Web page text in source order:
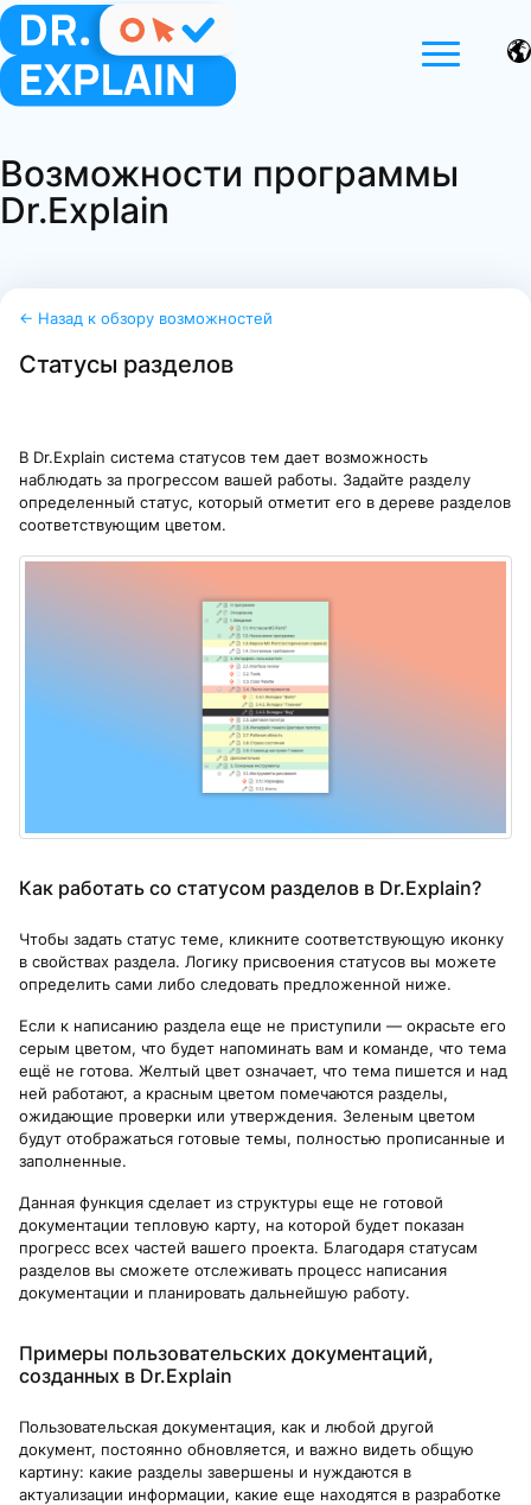
Возможности программы
Dr.Explain
← Назад к обзору возможностей
Статусы разделов
В Dr.Explain система статусов тем дает возможность
наблюдать за прогрессом вашей работы. Задайте разделу
определенный статус, который отметит его в дереве разделов
соответствующим цветом.
Как работать со статусом разделов в Dr.Explain?
Чтобы задать статус теме, кликните соответствующую иконку
в свойствах раздела. Логику присвоения статусов вы можете
определить сами либо следовать предложенной ниже.
Если к написанию раздела еще не приступили — окрасьте его
серым цветом, что будет напоминать вам и команде, что тема
ещё не готова. Желтый цвет означает, что тема пишется и над
ней работают, а красным цветом помечаются разделы,
ожидающие проверки или утверждения. Зеленым цветом
будут отображаться готовые темы, полностью прописанные и
заполненные.
Данная функция сделает из структуры еще не готовой
документации тепловую карту, на которой будет показан
прогресс всех частей вашего проекта. Благодаря статусам
разделов вы сможете отслеживать процесс написания
документации и планировать дальнейшую работу.
Примеры пользовательских документаций,
созданных в Dr.Explain
Пользовательская документация, как и любой другой
документ, постоянно обновляется, и важно видеть общую
картину: какие разделы завершены и нуждаются в
актуализации информации, какие еще находятся в разработке